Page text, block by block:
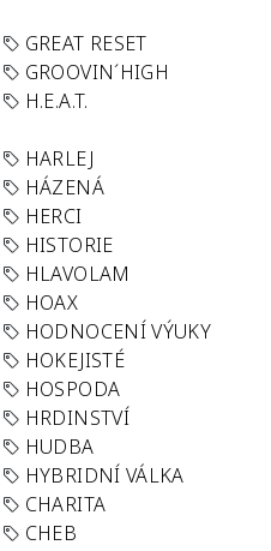
GREAT RESET
GROOVIN´HIGH
H.E.A.T.
HARLEJ
HÁZENÁ
HERCI
HISTORIE
HLAVOLAM
HOAX
HODNOCENÍ VÝUKY
HOKEJISTÉ
HOSPODA
HRDINSTVÍ
HUDBA
HYBRIDNÍ VÁLKA
CHARITA
CHEB